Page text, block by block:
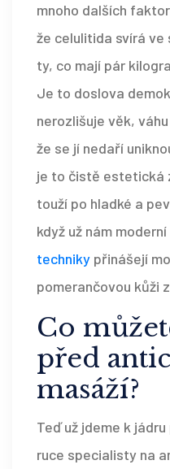
mnoho dalších
že celulitida svírá ve
ty, co mají pár
Je to doslova
nerozlišuje věk,
že se jí nedaří
je to čistě estetická
touží po hladké a
když už nám
techniky přinášejí
pomerančovou kůži
Co
před
masáží?
Teď už jdeme k
ruce specialisty na